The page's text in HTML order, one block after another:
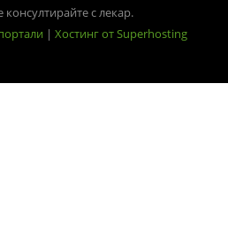
с лекар.
| Хостинг от Superhosting